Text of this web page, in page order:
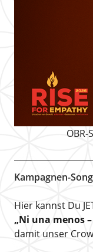
Kampagnen-
Hier kannst Du
„Ni una menos
damit unser